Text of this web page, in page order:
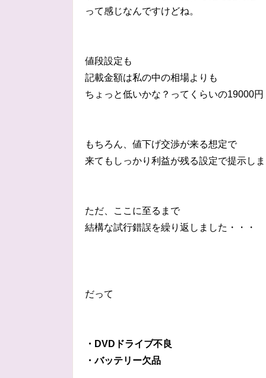
って感じなんですけどね。
値段設定も
記載金額は私の中の相場よりも
ちょっと低いかな？ってくらいの19000円
もちろん、値下げ交渉が来る想定で
来てもしっかり利益が残る設定で提示し
ただ、ここに至るまで
結構な試行錯誤を繰り返しました・・・
だって
・DVDドライブ不良
・バッテリー欠品